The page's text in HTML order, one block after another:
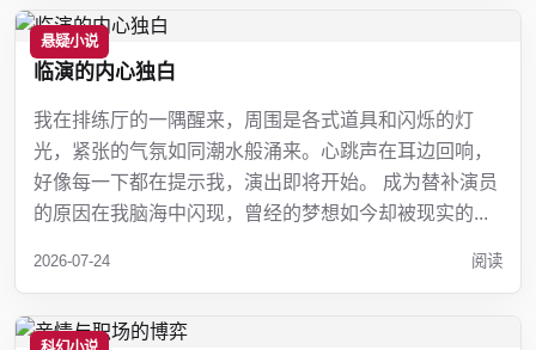
悬疑小说
临演的内心独白
我在排练厅的一隅醒来，周围是各式道具和闪烁的灯
光，紧张的气氛如同潮水般涌来。心跳声在耳边回响，
好像每一下都在提示我，演出即将开始。 成为替补演员
的原因在我脑海中闪现，曾经的梦想如今却被现实的...
2026-07-24 阅读